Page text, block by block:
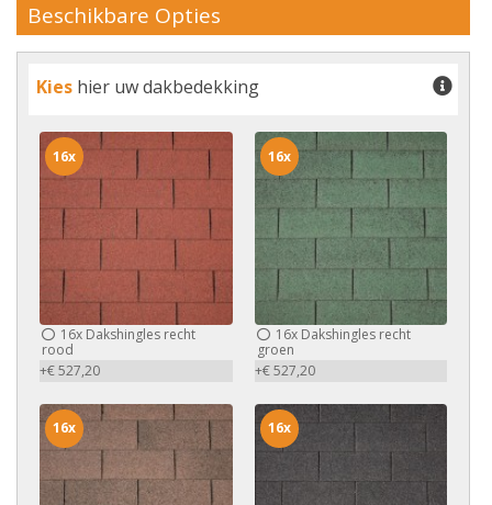
Beschikbare Opties
Kies hier uw dakbedekking
16x Dakshingles recht
rood
+€ 527,20
16x
16xDakshingles recht
groen
+€ 527,20
16x
16x 16x